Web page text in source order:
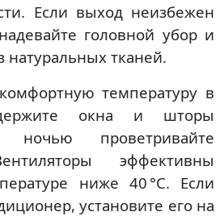
Если выход неизбежен
головной убор и
натуральных тканей.
температуру в
окна и шторы
проветривайте
эффективны
ниже 40 °C. Если
установите его на